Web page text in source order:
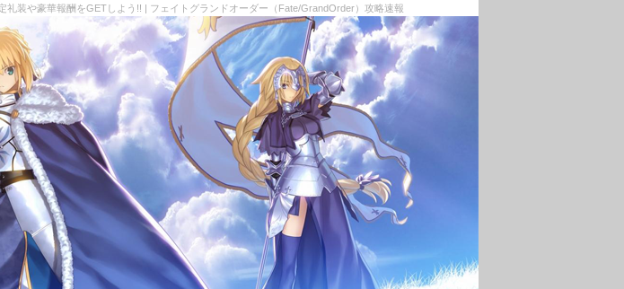
装や豪華報酬をGETしよう!! | フェイトグランドオーダー（Fate/GrandOrder）攻略速報